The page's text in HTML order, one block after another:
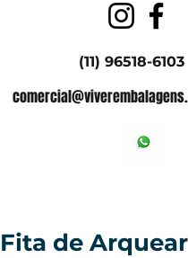
(11) 96518-6103
Fita de Arquear